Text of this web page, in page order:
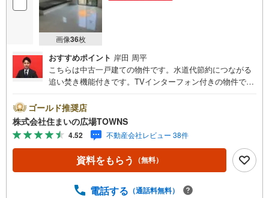
画像36枚
おすすめポイント 岸田 周平
こちらは中古一戸建ての物件です。水道代節約につながる
追い焚き機能付きです。TVインターフォン付きの物件で
不在問わずに利用できるので、日中家にいない方や家でも
リモートワークなどで仕事に集中したい方に人気の設備で
す。こちらの物件の間取りは3LDKとなっており、室内も
広々です。システムキッチンは使いやすく汚れにくいので
ご好評です。【年中無休/9:00～21:00】人気物件は特にお
問い合わせが集中するため、お早めにお電話下さい。「室
ムーズです。■その他、各種ご相談も承っております。○住
ゴールド推奨店
株式会社住まいの広場TOWNS
4.52 不動産会社レビュー 38件
資料をもらう （無料）
電話する （通話料無料）